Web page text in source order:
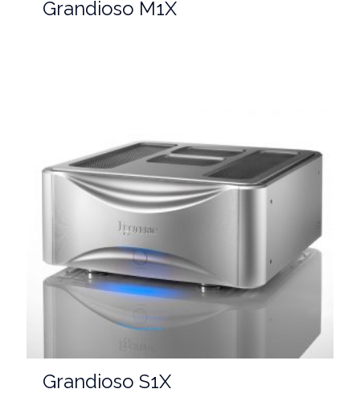
Grandioso M1X
Grandioso S1X